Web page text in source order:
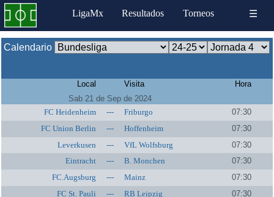
LigaMx Resultados Torneos ☰
Calendario
Local Visita
Hora
Sab 21 de Sep de 2024
FC Heidenheim
--- Friburgo
07:30
FC Union Berlin
--- Hoffenheim
07:30
Leverkusen
--- VfL Wolfsburg
07:30
Eintracht
--- B. Monchen
07:30
FC.Augsburg
--- Mainz
07:30
FC St. Pauli
--- RB Leipzig
07:30